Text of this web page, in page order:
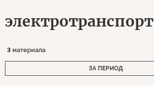
электротранспорт
3 материала
ЗА ПЕРИОД